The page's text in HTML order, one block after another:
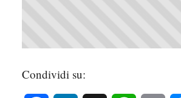
Condividi su: